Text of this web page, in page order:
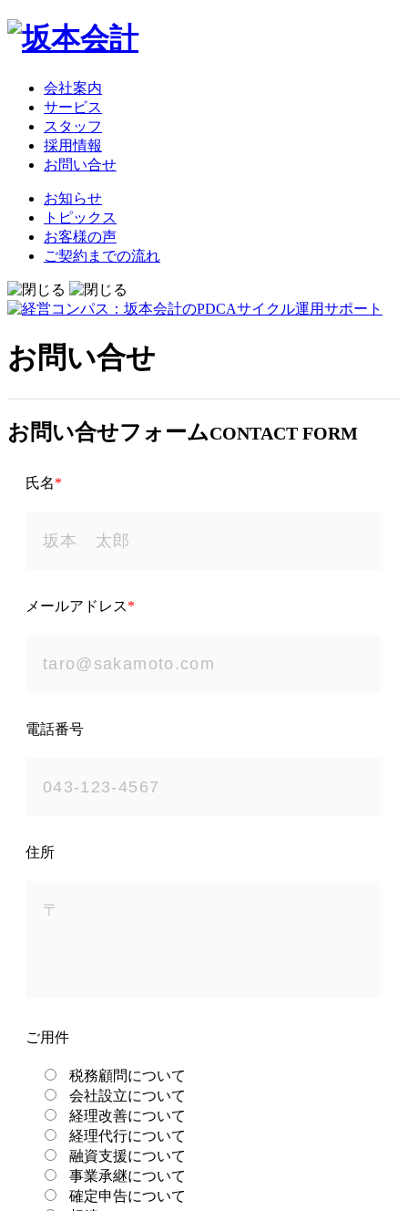
会社案内
サービス
スタッフ
採用情報
お問い合せ
お知らせ
トピックス
お客様の声
ご契約までの流れ
お問い合せ
お問い合せフォームCONTACT FORM
氏名*
メールアドレス*
電話番号
住所
ご用件
税務顧問について
会社設立について
経理改善について
経理代行について
融資支援について
事業承継について
確定申告について